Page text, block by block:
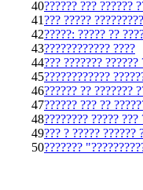
40?????? ??? ??????
41??? ?????
42?????: ????? ??
43???????????? ????
44??? ??????? ??????
45????????????
46?????? ?? ???????
47?????? ??? ??
48???????? ????? ???
49??? ? ????? ??????
50???????